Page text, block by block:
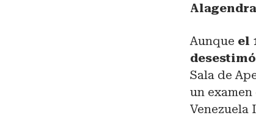
Aunque el
Sala de
un
Venezuela